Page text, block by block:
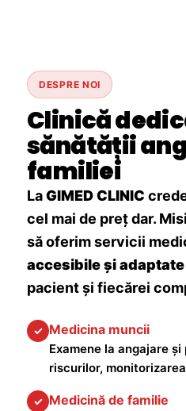
DESPRE NOI
Clinică
sănătății
familiei
LaGIMED CLINIC
cel mai de preț dar.
să oferim servicii
accesibile și adaptate
pacient și fiecărei
✓ Medicina muncii
Examene la angajare
riscurilor,
✓ Medicină de familie